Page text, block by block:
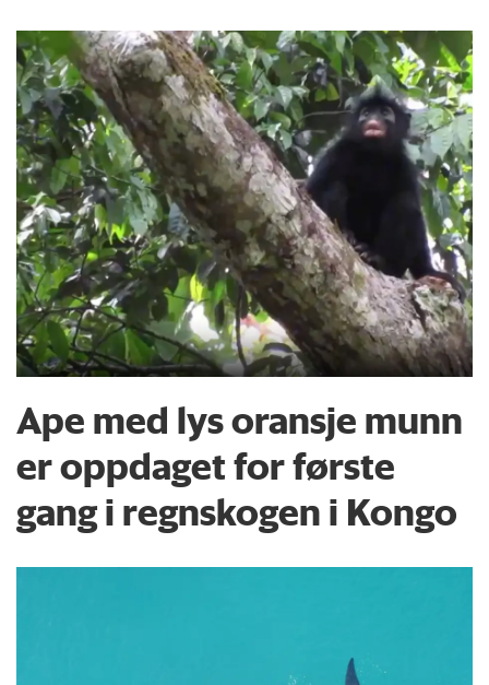
Ape med lys oransje munn
er oppdaget for første
gang i regnskogen i Kongo